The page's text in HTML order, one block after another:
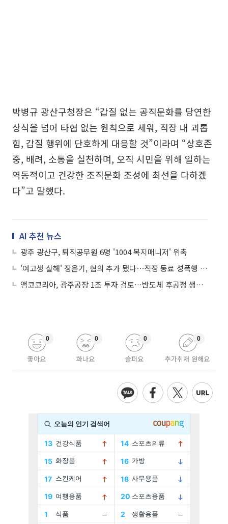
박병규 광산구청장은 “갑질 없는 공직문화를 당연한
상식을 넘어 타협 없는 원칙으로 세워, 직장 내 괴롭
힘, 갑질 행위에 단호하게 대응할 것”이라며 “상호존
중, 배려, 소통을 실천하며, 오직 시민을 위해 일하는
역동적이고 건강한 조직문화 조성에 최선을 다하겠
다”고 말했다.
AI 추천 뉴스
광주 광산구, 퇴직공무원 6명 '1004 복지매니저' 위촉
'여고생 살해' 장윤기, 혐의 추가 됐다⋯직장 동료 성폭행 및 스토킹
앰코코리아, 광주공장 1조 투자 검토…반도체 후공정 생산능력 강화
좋아요
0
화나요
0
슬퍼요
0
추가취재 원해요
0